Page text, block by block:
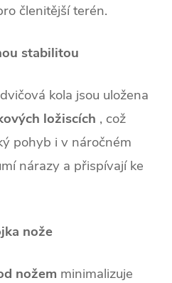
členitější terén.
stabilitou
kola jsou uložena
ložiscích , což
pohyb i v náročném
nárazy a přispívají ke
nože
nožem minimalizuje